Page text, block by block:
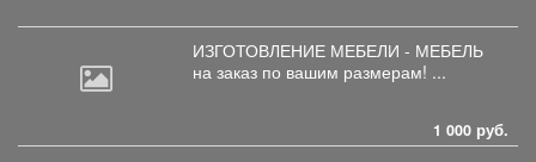
ИЗГОТОВЛЕНИЕ МЕБЕЛИ - МЕБЕЛЬ
на заказ по вашим размерам! ...
1 000 руб.